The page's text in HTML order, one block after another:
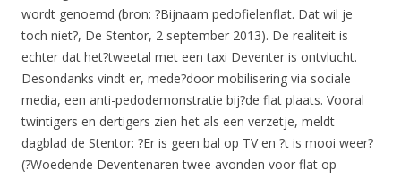
wordt genoemd (bron: ?Bijnaam pedofielenflat. Dat wil je
toch niet?, De Stentor, 2 september 2013). De realiteit is
echter dat het?tweetal met een taxi Deventer is ontvlucht.
Desondanks vindt er, mede?door mobilisering via sociale
media, een anti-pedodemonstratie bij?de flat plaats. Vooral
twintigers en dertigers zien het als een verzetje, meldt
dagblad de Stentor: ?Er is geen bal op TV en ?t is mooi weer?
(?Woedende Deventenaren twee avonden voor flat op